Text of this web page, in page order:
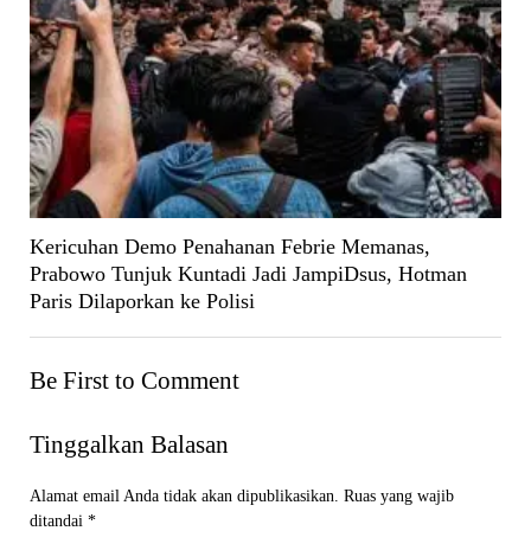
Kericuhan Demo Penahanan Febrie Memanas,
Prabowo Tunjuk Kuntadi Jadi JampiDsus, Hotman
Paris Dilaporkan ke Polisi
Be First to Comment
Tinggalkan Balasan
Alamat email Anda tidak akan dipublikasikan. Ruas yang wajib
ditandai *